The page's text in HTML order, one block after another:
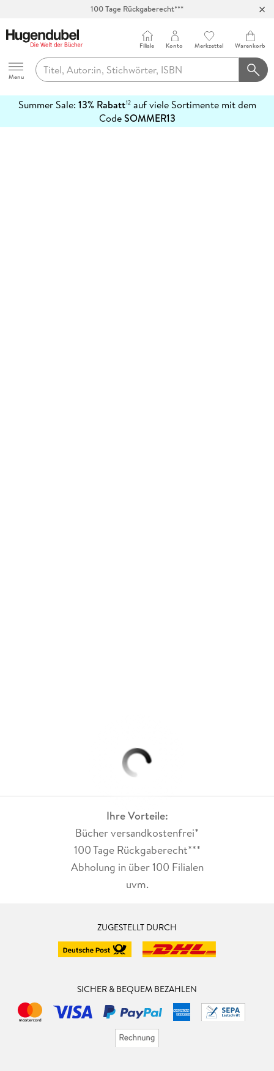
100 Tage Rückgaberecht***
Hugendubel
Menu
Filiale Konto Merkzettel Warenkorb
Summer Sale: 13% Rabatt12auf viele Sortimente mit dem
CodeSOMMER13
erfahren
Ihre Vorteile:
Bücher versandkostenfrei*
100 Tage Rückgaberecht***
Abholung in über 100 Filialen
uvm.
ZUGESTELLT DURCH
SICHER & BEQUEM BEZAHLEN